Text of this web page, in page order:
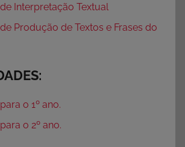
Interpretação Textual
Produção de Textos e Frases do
o 1º ano.
o 2º ano.